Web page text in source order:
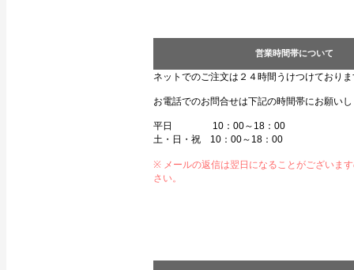
営業時間帯について
ネットでのご注文は２４時間うけつけており
お電話でのお問合せは下記の時間帯にお願い
平日 10：00～18：00
土・日・祝 10：00～18：00
※ メールの返信は翌日になることがございま
さい。